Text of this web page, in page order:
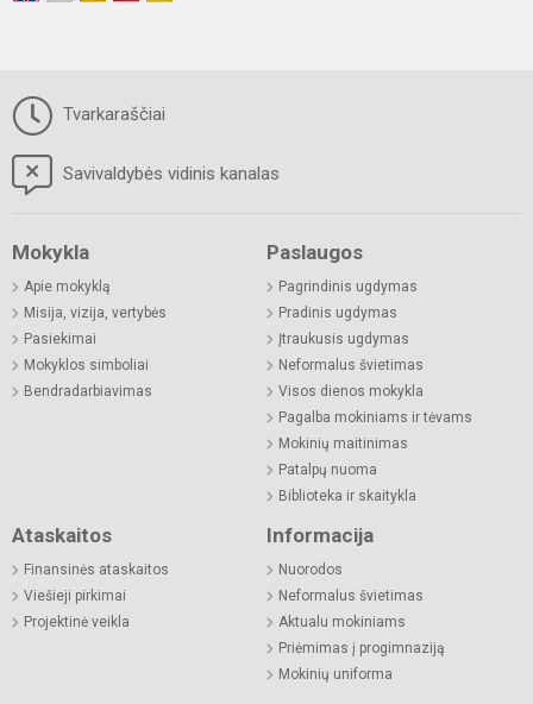
Tvarkaraščiai
Savivaldybės vidinis kanalas
Mokykla
Apie mokyklą
Misija, vizija, vertybės
Pasiekimai
Mokyklos simboliai
Bendradarbiavimas
Paslaugos
Pagrindinis ugdymas
Pradinis ugdymas
Įtraukusis ugdymas
Neformalus švietimas
Visos dienos mokykla
Pagalba mokiniams ir tėvams
Mokinių maitinimas
Patalpų nuoma
Biblioteka ir skaitykla
Ataskaitos
Finansinės ataskaitos
Viešieji pirkimai
Projektinė veikla
Informacija
Nuorodos
Neformalus švietimas
Aktualu mokiniams
Priėmimas į progimnaziją
Mokinių uniforma